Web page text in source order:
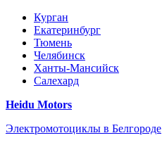
Курган
Екатеринбург
Тюмень
Челябинск
Ханты-Мансийск
Салехард
Heidu Motors
Электромотоциклы в Белгороде